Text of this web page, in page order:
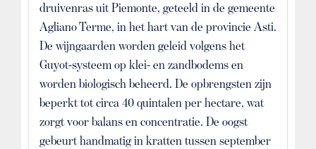
druivenras uit Piemonte, geteeld in de gemeente
Agliano Terme, in het hart van de provincie Asti.
De wijngaarden worden geleid volgens het
Guyot-systeem op klei- en zandbodems en
worden biologisch beheerd. De opbrengsten zijn
beperkt tot circa 40 quintalen per hectare, wat
zorgt voor balans en concentratie. De oogst
gebeurt handmatig in kratten tussen september